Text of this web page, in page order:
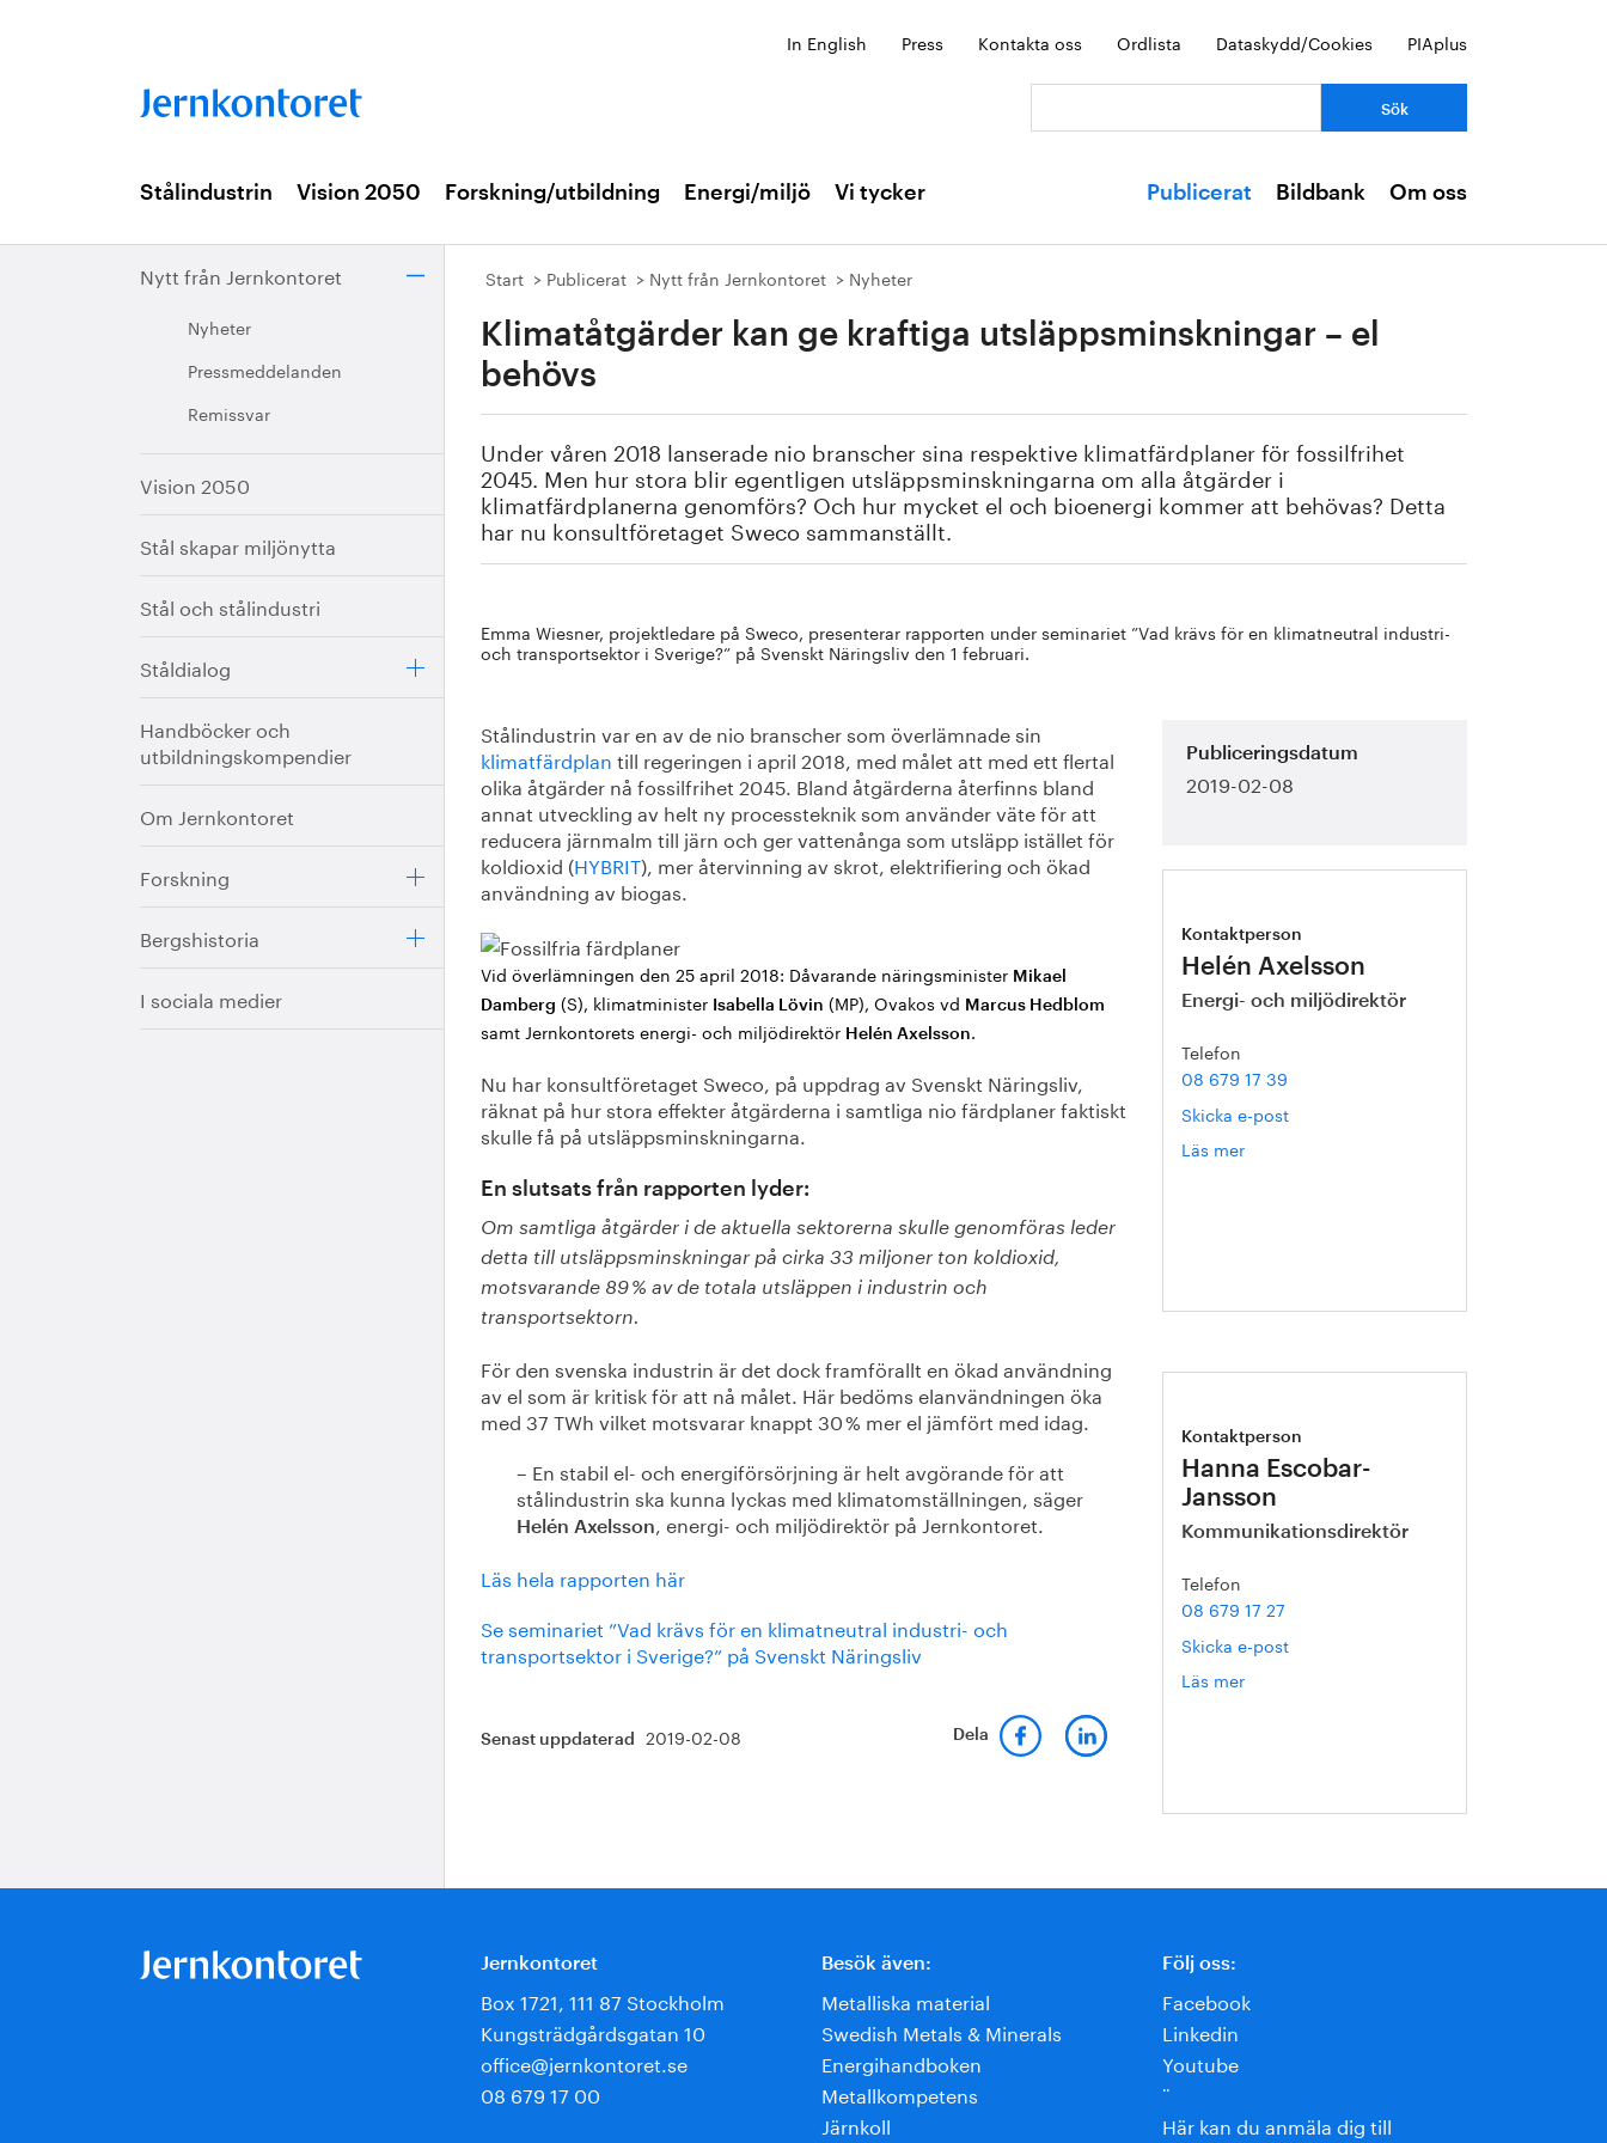
In English Press Kontakta oss Ordlista Dataskydd/Cookies PIAplus
Stålindustrin Vision 2050 Forskning/utbildning Energi/miljö Vi tycker Publicerat Bildbank Om oss
Nytt från Jernkontoret
Nyheter
Pressmeddelanden
Remissvar
Vision 2050
Stål skapar miljönytta
Stål och stålindustri
Ståldialog
Handböcker och
utbildningskompendier
Om Jernkontoret
Forskning
Bergshistoria
I sociala medier
Start Publicerat Nytt från Jernkontoret Nyheter
Klimatåtgärder kan ge kraftiga utsläppsminskningar – el
behövs
Under våren 2018 lanserade nio branscher sina respektive klimatfärdplaner för fossilfrihet
2045. Men hur stora blir egentligen utsläppsminskningarna om alla åtgärder i
klimatfärdplanerna genomförs? Och hur mycket el och bioenergi kommer att behövas? Detta
har nu konsultföretaget Sweco sammanställt.
Emma Wiesner, projektledare på Sweco, presenterar rapporten under seminariet ”Vad krävs för en klimatneutral industri-
och transportsektor i Sverige?” på Svenskt Näringsliv den 1 februari.
Stålindustrin var en av de nio branscher som överlämnade sin
klimatfärdplan till regeringen i april 2018, med målet att med ett flertal
olika åtgärder nå fossilfrihet 2045. Bland åtgärderna återfinns bland
annat utveckling av helt ny processteknik som använder väte för att
reducera järnmalm till järn och ger vattenånga som utsläpp istället för
koldioxid (HYBRIT), mer återvinning av skrot, elektrifiering och ökad
användning av biogas.
Vid överlämningen den 25 april 2018: Dåvarande näringsminister Mikael
Damberg (S), klimatminister Isabella Lövin (MP), Ovakos vd Marcus Hedblom
samt Jernkontorets energi- och miljödirektör Helén Axelsson.
Nu har konsultföretaget Sweco, på uppdrag av Svenskt Näringsliv,
räknat på hur stora effekter åtgärderna i samtliga nio färdplaner faktiskt
skulle få på utsläppsminskningarna.
En slutsats från rapporten lyder:
Om samtliga åtgärder i de aktuella sektorerna skulle genomföras leder
detta till utsläppsminskningar på cirka 33 miljoner ton koldioxid,
motsvarande 89 % av de totala utsläppen i industrin och
transportsektorn.
För den svenska industrin är det dock framförallt en ökad användning
av el som är kritisk för att nå målet. Här bedöms elanvändningen öka
med 37 TWh vilket motsvarar knappt 30 % mer el jämfört med idag.
– En stabil el- och energiförsörjning är helt avgörande för att
stålindustrin ska kunna lyckas med klimatomställningen, säger
Helén Axelsson, energi- och miljödirektör på Jernkontoret.
Läs hela rapporten här
Se seminariet ”Vad krävs för en klimatneutral industri- och
transportsektor i Sverige?” på Svenskt Näringsliv
Senast uppdaterad 2019-02-08 Dela
Publiceringsdatum
2019-02-08
Kontaktperson
Helén Axelsson
Energi- och miljödirektör
Telefon
08 679 17 39
Skicka e-post
Läs mer
Kontaktperson
Hanna Escobar-
Jansson
Kommunikationsdirektör
Telefon
08 679 17 27
Skicka e-post
Läs mer
Jernkontoret
Box 1721, 111 87 Stockholm
Kungsträdgårdsgatan 10
office@jernkontoret.se
08 679 17 00
Besök även:
Metalliska material
Swedish Metals & Minerals
Energihandboken
Metallkompetens
Järnkoll
Följ oss:
Facebook
Linkedin
Youtube
¨
Här kan du anmäla dig till